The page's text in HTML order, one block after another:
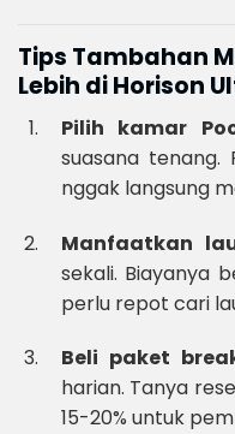
Tips Tambahan
Lebih di Horison
Pilih kamar
suasana tenang.
nggak langsung
Manfaatkan
sekali. Biayanya
perlu repot cari
Beli paket
harian. Tanya
15-20% untuk